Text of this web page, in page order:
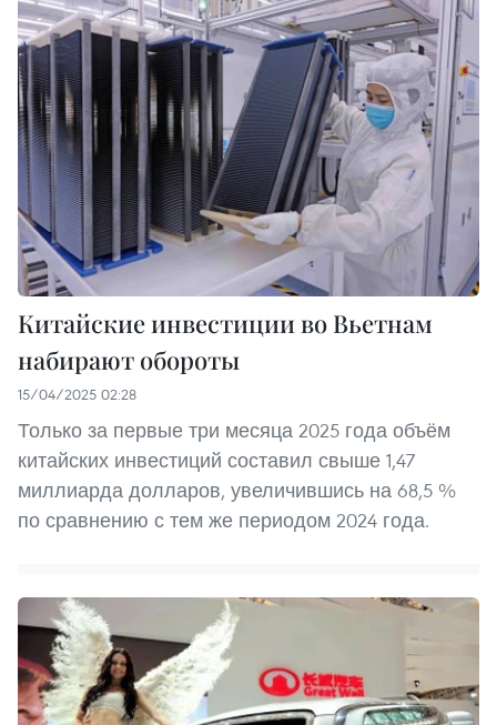
Китайские инвестиции во Вьетнам
набирают обороты
15/04/2025 02:28
Только за первые три месяца 2025 года объём
китайских инвестиций составил свыше 1,47
миллиарда долларов, увеличившись на 68,5 %
по сравнению с тем же периодом 2024 года.